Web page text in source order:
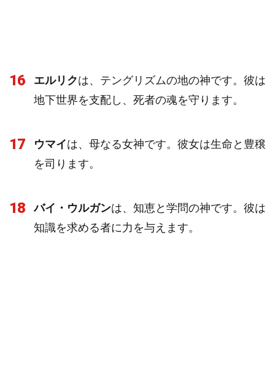
16 エルリクは、テングリズムの地の神です。彼は
地下世界を支配し、死者の魂を守ります。
17 ウマイは、母なる女神です。彼女は生命と豊穣
を司ります。
18 バイ・ウルガンは、知恵と学問の神です。彼は
知識を求める者に力を与えます。